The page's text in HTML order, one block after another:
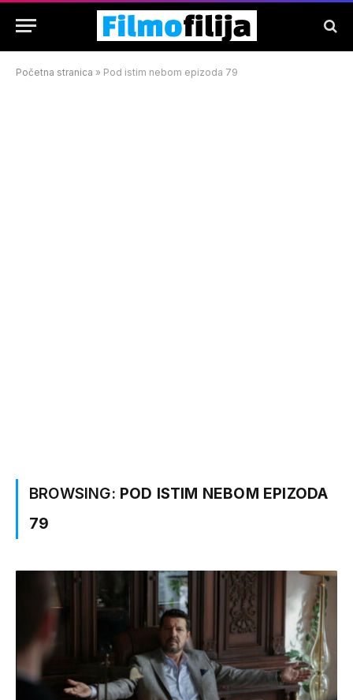
Početna stranica » Pod istim nebom epizoda 79
BROWSING: POD ISTIM NEBOM EPIZODA
79